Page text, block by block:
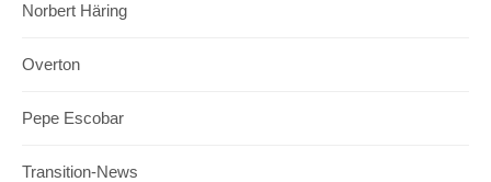
Norbert Häring
Overton
Pepe Escobar
Transition-News